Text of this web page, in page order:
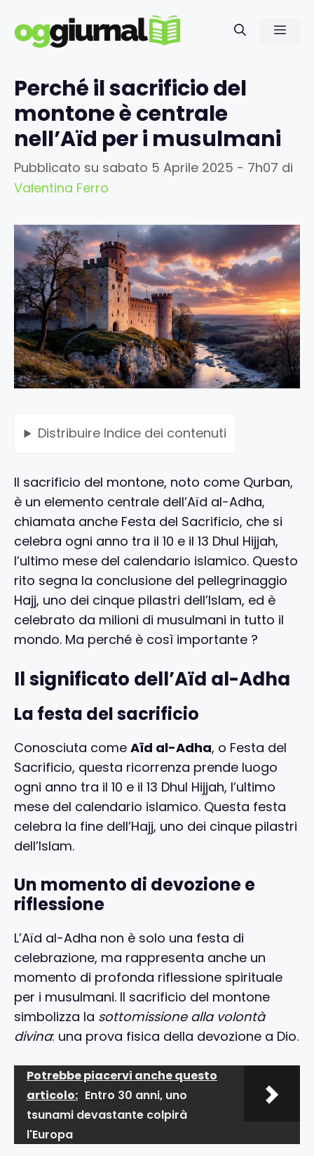
contenuto
Perché il sacrificio del
montone è centrale
nell’Aïd per i musulmani
Pubblicato su sabato 5 Aprile 2025 - 7h07 di
Valentina Ferro
Distribuire Indice dei contenuti
Il sacrificio del montone, noto come Qurban,
è un elemento centrale dell’Aïd al-Adha,
chiamata anche Festa del Sacrificio, che si
celebra ogni anno tra il 10 e il 13 Dhul Hijjah,
l’ultimo mese del calendario islamico. Questo
rito segna la conclusione del pellegrinaggio
Hajj, uno dei cinque pilastri dell’Islam, ed è
celebrato da milioni di musulmani in tutto il
mondo. Ma perché è così importante ?
Il significato dell’Aïd al-Adha
La festa del sacrificio
Conosciuta come Aïd al-Adha, o Festa del
Sacrificio, questa ricorrenza prende luogo
ogni anno tra il 10 e il 13 Dhul Hijjah, l’ultimo
mese del calendario islamico. Questa festa
celebra la fine dell’Hajj, uno dei cinque pilastri
dell’Islam.
Un momento di devozione e
riflessione
L’Aïd al-Adha non è solo una festa di
celebrazione, ma rappresenta anche un
momento di profonda riflessione spirituale
per i musulmani. Il sacrificio del montone
simbolizza la sottomissione alla volontà
divina: una prova fisica della devozione a Dio.
Potrebbe piacervi anche questo
articolo: Entro 30 anni, uno
tsunami devastante colpirà
l'Europa